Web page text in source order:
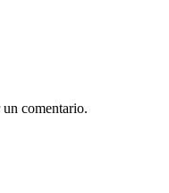
un comentario.